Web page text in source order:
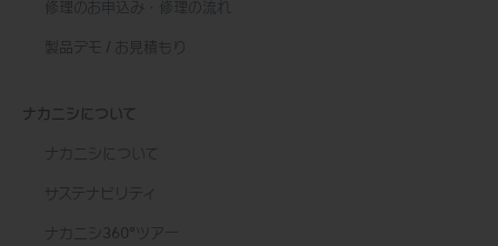
修理のお申込み・修理の流れ
製品デモ / お見積もり
ナカニシについて
ナカニシについて
サステナビリティ
ナカニシ360°ツアー